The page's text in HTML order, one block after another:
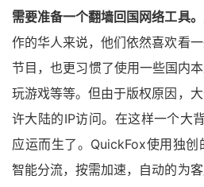
需要准备一个翻墙回国网络工具。
作的华人来说，他们依然喜欢看
节目，也更习惯了使用一些国内
玩游戏等等。但由于版权原因，
许大陆的IP访问。在这样一个大背
应运而生了。QuickFox使用独
智能分流，按需加速，自动的为